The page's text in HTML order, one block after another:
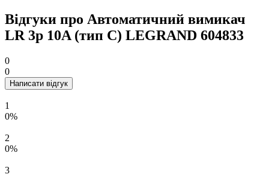
Відгуки про Автоматичний вимикач
LR 3р 10A (тип С) LEGRAND 604833
0
0
Написати відгук
1
0%
2
0%
3